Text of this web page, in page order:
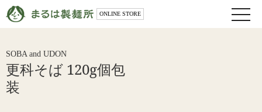
ONLINE STORE
toggle
SOBA and UDON
更科そば 120g個包
装